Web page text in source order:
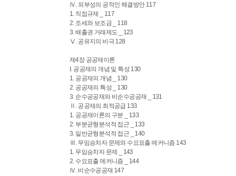
Ⅳ. 외부성의 공적인 해결방안 117
1. 직접규제 _ 117
2. 조세와 보조금 _ 118
3. 배출권 거래제도 _ 123
Ⅴ. 공유지의 비극 128
제4장 공공재이론
I. 공공재의 개념 및 특성 130
1. 공공재의 개념 _ 130
2. 공공재의 특성 _ 130
3. 순수공공재와 비순수공공재 _ 131
Ⅱ. 공공재의 최적공급 133
1. 공공재이론의 구분 _ 133
2. 부분균형분석적 접근 _ 133
3. 일반균형분석적 접근 _ 140
Ⅲ. 무임승차자 문제와 수요표출 메커니즘 143
1. 무임승차자 문제 _ 143
2. 수요표출 메커니즘 _ 144
Ⅳ. 비순수공공재 147